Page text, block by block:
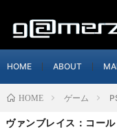
HOME ABOUT
HOME ゲーム
ヴァンブレイス：コー